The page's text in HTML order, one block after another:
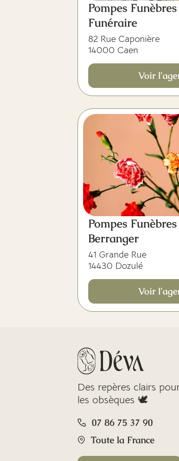
Pompes
Funéraire
82 Rue Caponière
14000 Caen
Voir
Pompes
Berranger
41 Grande Rue
14430 Dozulé
Voir
Des repères clairs
les obsèques 🕊️
07 86 75 37 90
Toute la France